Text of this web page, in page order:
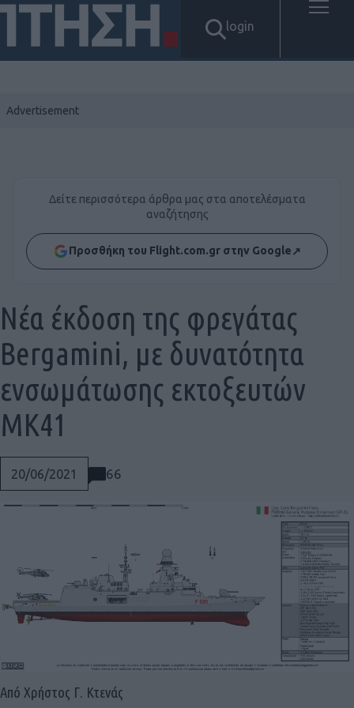
login
Δείτε περισσότερα άρθρα μας στα αποτελέσματα
αναζήτησης
Προσθήκη του Flight.com.gr στην Google↗
20/06/2021 66
Νέα έκδοση της φρεγάτας
Bergamini, με δυνατότητα
ενσωμάτωσης εκτοξευτών
ΜΚ41
Από Χρήστος Γ. Κτενάς